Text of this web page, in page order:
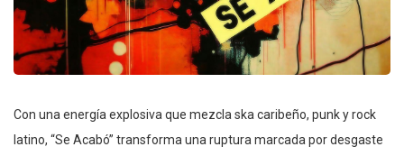
Con una energía explosiva que mezcla ska caribeño, punk y rock
latino, “Se Acabó” transforma una ruptura marcada por desgaste